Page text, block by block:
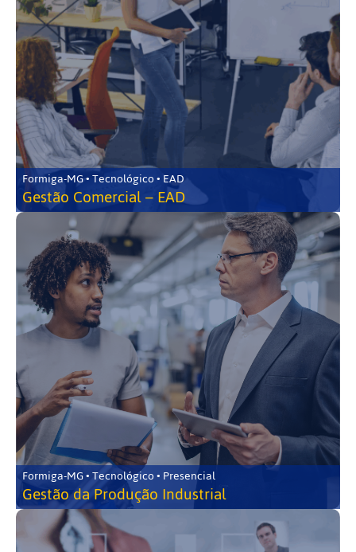
Formiga-MG • Tecnológico • EAD
Gestão Comercial – EAD
Formiga-MG • Tecnológico • Presencial
Gestão da Produção Industrial